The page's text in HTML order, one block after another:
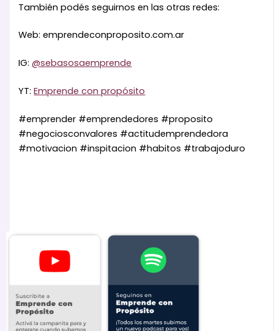
También podés seguirnos en las otras redes:
Web: emprendeconproposito.com.ar
IG:@sebasosaemprende
YT:Emprende con propósito
#emprender #emprendedores #proposito
#negociosconvalores #actitudemprendedora
#motivacion #inspitacion #habitos #trabajoduro